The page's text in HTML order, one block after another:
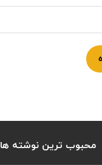
محبوب ترین نوشته ها